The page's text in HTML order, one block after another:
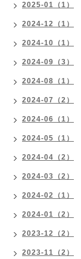
2025-01（1）
2024-12（1）
2024-10（1）
2024-09（3）
2024-08（1）
2024-07（2）
2024-06（1）
2024-05（1）
2024-04（2）
2024-03（2）
2024-02（1）
2024-01（2）
2023-12（2）
2023-11（2）